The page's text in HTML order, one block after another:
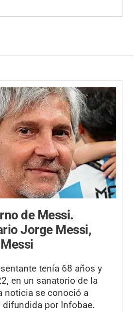
de Messi.
Jorge Messi,
tenía 68 años y
en un sanatorio de la
noticia se conoció a
por Infobae.